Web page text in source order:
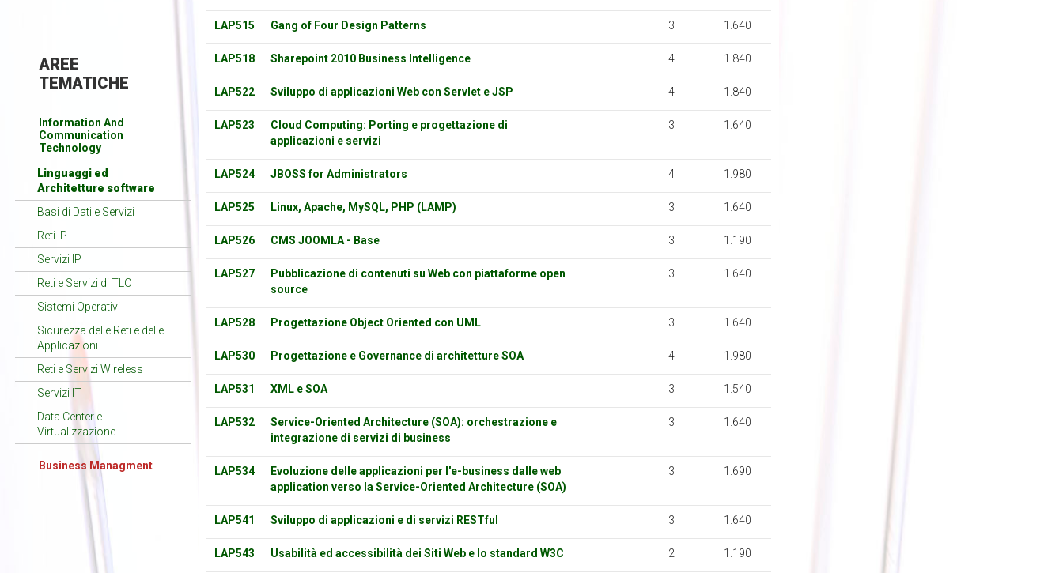
LAP515 Gang of Four Design Patterns 3 1.640
LAP518 Sharepoint 2010 Business Intelligence 4 1.840
LAP522 Sviluppo di applicazioni Web con Servlet e JSP 4 1.840
LAP523
Cloud Computing: Porting e progettazione di
applicazioni e servizi
3 1.640
LAP524 JBOSS for Administrators 4 1.980
LAP525 Linux, Apache, MySQL, PHP (LAMP) 3 1.640
LAP526 CMS JOOMLA - Base 3 1.190
LAP527
Pubblicazione di contenuti su Web con piattaforme open
source
3 1.640
LAP528 Progettazione Object Oriented con UML 3 1.640
LAP530 Progettazione e Governance di architetture SOA 4 1.980
LAP531 XML e SOA 3 1.540
LAP532
Service-Oriented Architecture (SOA): orchestrazione e
integrazione di servizi di business
3 1.640
LAP534
Evoluzione delle applicazioni per l'e-business dalle web
application verso la Service-Oriented Architecture (SOA)
3 1.690
LAP541 Sviluppo di applicazioni e di servizi RESTful 3 1.640
LAP543 Usabilità ed accessibilità dei Siti Web e lo standard W3C 2 1.190
AREE
TEMATICHE
Information And
Communication
Technology
Linguaggi ed
Architetture software
Basi di Dati e Servizi
Reti IP
Servizi IP
Reti e Servizi di TLC
Sistemi Operativi
Sicurezza delle Reti e delle
Applicazioni
Reti e Servizi Wireless
Servizi IT
Data Center e
Virtualizzazione
Business Managment